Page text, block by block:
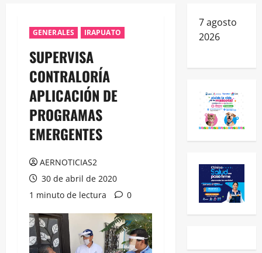
GENERALES IRAPUATO
SUPERVISA
CONTRALORÍA
APLICACIÓN DE
PROGRAMAS
EMERGENTES
AERNOTICIAS2
30 de abril de 2020
1 minuto de lectura
0
7 agosto
2026